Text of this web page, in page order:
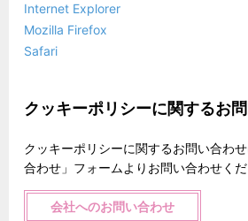
Internet Explorer
Mozilla Firefox
Safari
クッキーポリシーに関するお
クッキーポリシーに関するお問い合わ
合わせ」フォームよりお問い合わせくだ
会社へのお問い合わせ